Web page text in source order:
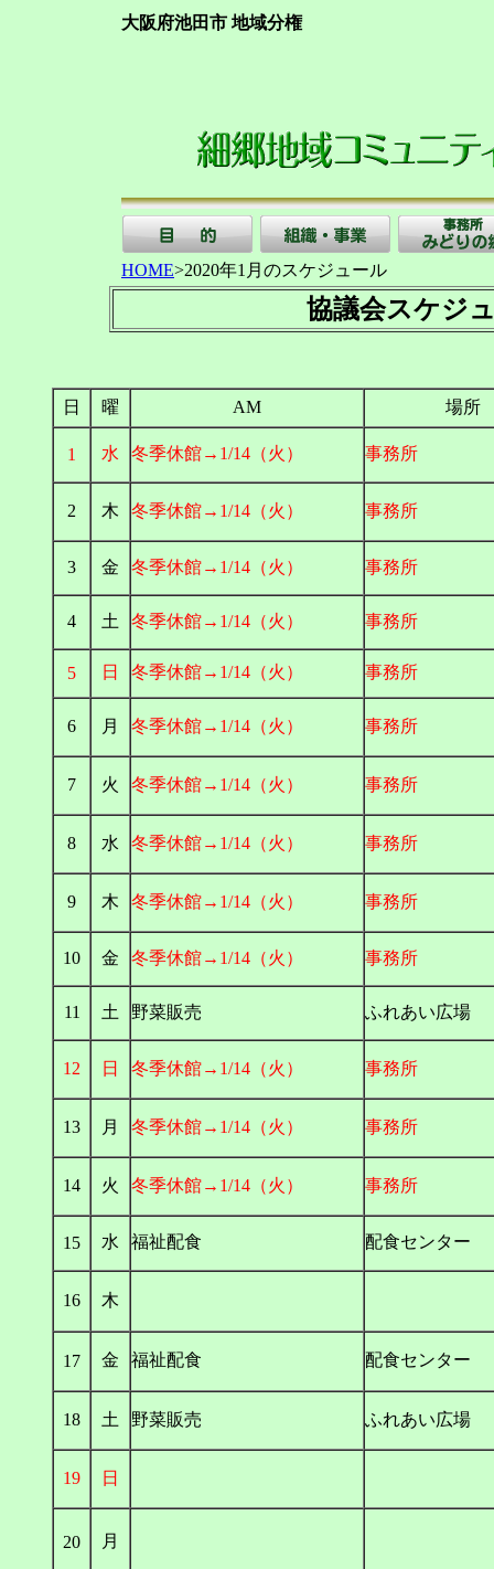
大阪府池田市 地域分権
HOME>2020年1月のスケジュール
協議会スケ
日 曜 AM 場所
1 水 冬季休館→1/14（火） 事務所
2 木 冬季休館→1/14（火） 事務所
3 金 冬季休館→1/14（火） 事務所
4 土 冬季休館→1/14（火） 事務所
5 日 冬季休館→1/14（火） 事務所
6 月 冬季休館→1/14（火） 事務所
7 火 冬季休館→1/14（火） 事務所
8 水 冬季休館→1/14（火） 事務所
9 木 冬季休館→1/14（火） 事務所
10 金 冬季休館→1/14（火） 事務所
11 土 野菜販売 ふれあい広場
12 日 冬季休館→1/14（火） 事務所
13 月 冬季休館→1/14（火） 事務所
14 火 冬季休館→1/14（火） 事務所
15 水 福祉配食 配食センター
16 木
17 金 福祉配食 配食センター
18 土 野菜販売 ふれあい広場
19 日
20 月